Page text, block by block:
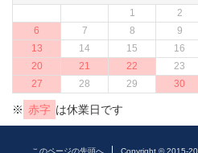
1
2
6
7 8 9
13
14 15 16
20
21 22 23
27
28 29 30
※ 赤字 は休業日です
このページの先頭へ Copyright © 2015-